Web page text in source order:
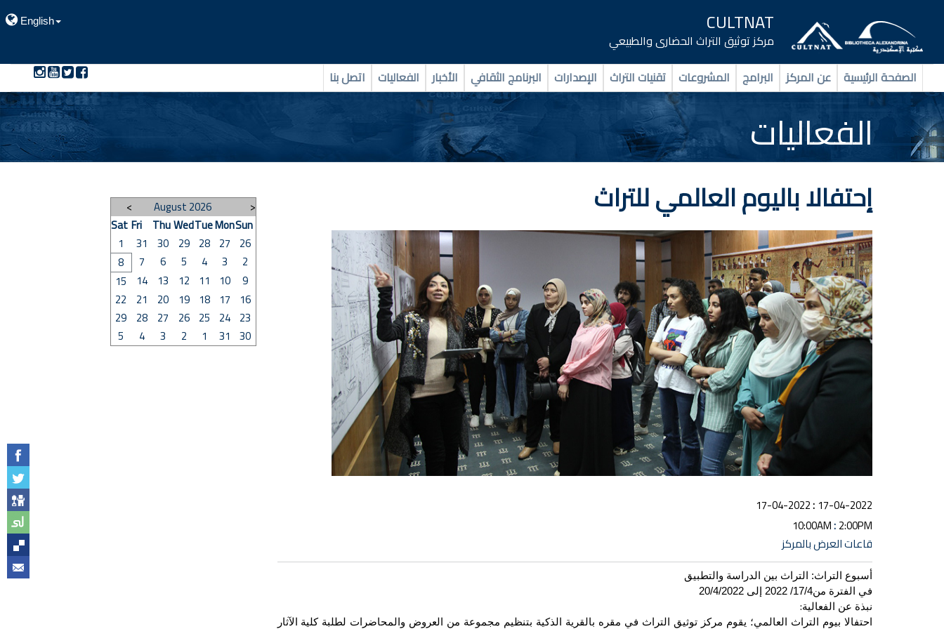
CULTNAT
مركز توثيق التراث الحضارى والطبيعي
English
الصفحة الرئيسية عن المركز البرامج المشروعات تقنيات التراث الإصدارات البرنامج الثقافي الأخبار الفعاليات اتصل بنا
الفعاليات
إحتفالا باليوم العالمي للتراث
17-04-2022
:
17-04-2022
10:00AM:2:00PM
قاعات العرض بالمركز
أسبوع التراث: التراث بين الدراسة والتطبيق
في الفترة من17/4/ 2022 إلى 20/4/2022
نبذة عن الفعالية:
احتفالا بيوم التراث العالمي؛ يقوم مركز توثيق التراث في مقره بالقرية الذكية بتنظيم مجموعة من العروض والمحاضرات لطلبة كلية الآثار
<
August 2026
>
Sun
Mon
Tue
Wed
Thu
Fri
Sat
26
27
28
29
30
31
1
2
3
4
5
6
7
8
9
10
11
12
13
14
15
16
17
18
19
20
21
22
23
24
25
26
27
28
29
30
31
1
2
3
4
5